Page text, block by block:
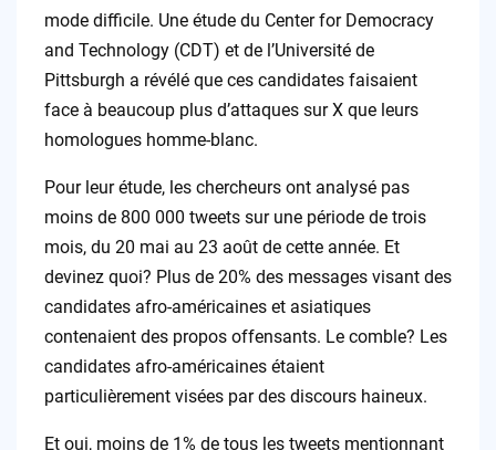
mode difficile. Une étude du Center for Democracy
and Technology (CDT) et de l’Université de
Pittsburgh a révélé que ces candidates faisaient
face à beaucoup plus d’attaques sur X que leurs
homologues homme-blanc.
Pour leur étude, les chercheurs ont analysé pas
moins de 800 000 tweets sur une période de trois
mois, du 20 mai au 23 août de cette année. Et
devinez quoi? Plus de 20% des messages visant des
candidates afro-américaines et asiatiques
contenaient des propos offensants. Le comble? Les
candidates afro-américaines étaient
particulièrement visées par des discours haineux.
Et oui, moins de 1% de tous les tweets mentionnant